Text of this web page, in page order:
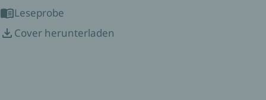
Leseprobe
Cover herunterladen